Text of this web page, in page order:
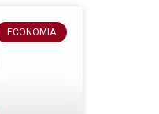
ECONOMIA